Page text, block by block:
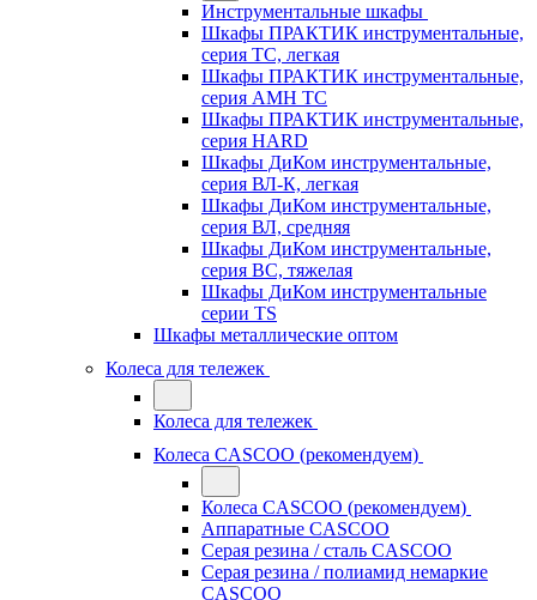
Инструментальные шкафы
Шкафы ПРАКТИК инструментальные,
серия ТC, легкая
Шкафы ПРАКТИК инструментальные,
серия AMH TC
Шкафы ПРАКТИК инструментальные,
серия HARD
Шкафы ДиКом инструментальные,
cерия ВЛ-К, легкая
Шкафы ДиКом инструментальные,
серия ВЛ, средняя
Шкафы ДиКом инструментальные,
серия ВС, тяжелая
Шкафы ДиКом инструментальные
серии TS
Шкафы металлические оптом
Колеса для тележек
Колеса для тележек
Колеса CASCOO (рекомендуем)
Колеса CASCOO (рекомендуем)
Аппаратные CASCOO
Серая резина / сталь CASCOO
Серая резина / полиамид немаркие
CASCOO